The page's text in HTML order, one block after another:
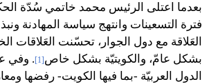
بعدما اعتلى الرئيس محمد خاتمي سُدّة
فترة التسعينات وانتهج سياسة المهادنة ونبذ
العَلاقة مع دول الجوار، تحسّنت العَلاقات
بشكل عامّ، والكويتيّة بشكل خاص [1]
الدول العربيّة -بما فيها الكويت- رفضها